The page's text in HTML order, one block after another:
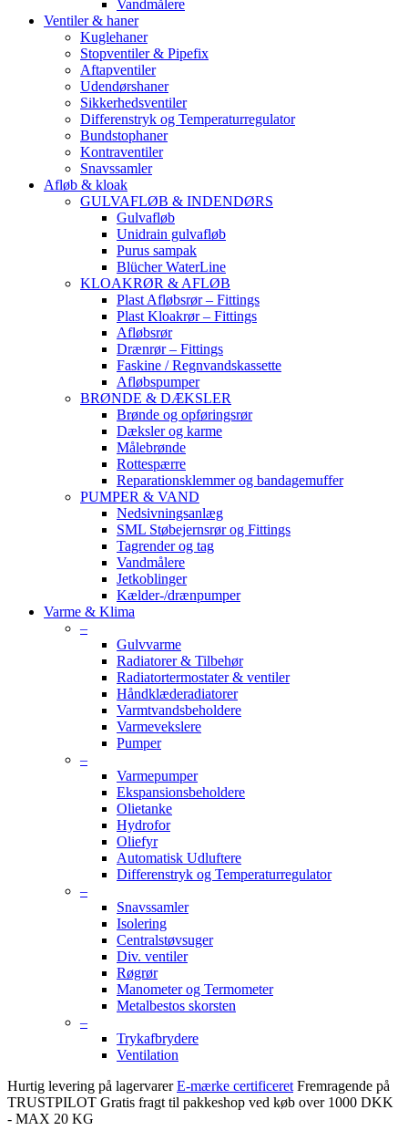
Vandmålere
Ventiler & haner
Kuglehaner
Stopventiler & Pipefix
Aftapventiler
Udendørshaner
Sikkerhedsventiler
Differenstryk og Temperaturregulator
Bundstophaner
Kontraventiler
Snavssamler
Afløb & kloak
GULVAFLØB & INDENDØRS
Gulvafløb
Unidrain gulvafløb
Purus sampak
Blücher WaterLine
KLOAKRØR & AFLØB
Plast Afløbsrør – Fittings
Plast Kloakrør – Fittings
Afløbsrør
Drænrør – Fittings
Faskine / Regnvandskassette
Afløbspumper
BRØNDE & DÆKSLER
Brønde og opføringsrør
Dæksler og karme
Målebrønde
Rottespærre
Reparationsklemmer og bandagemuffer
PUMPER & VAND
Nedsivningsanlæg
SML Støbejernsrør og Fittings
Tagrender og tag
Vandmålere
Jetkoblinger
Kælder-/drænpumper
Varme & Klima
–
Gulvvarme
Radiatorer & Tilbehør
Radiatortermostater & ventiler
Håndklæderadiatorer
Varmtvandsbeholdere
Varmevekslere
Pumper
–
Varmepumper
Ekspansionsbeholdere
Olietanke
Hydrofor
Oliefyr
Automatisk Udluftere
Differenstryk og Temperaturregulator
–
Snavssamler
Isolering
Centralstøvsuger
Div. ventiler
Røgrør
Manometer og Termometer
Metalbestos skorsten
–
Trykafbrydere
Ventilation
Hurtig levering på lagervarer E-mærke certificeret Fremragende på
TRUSTPILOT Gratis fragt til pakkeshop ved køb over 1000 DKK
- MAX 20 KG